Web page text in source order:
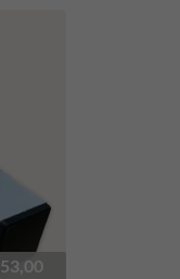
53,00